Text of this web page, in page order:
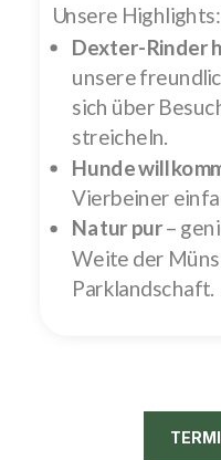
Unsere Highlights:
Dexter-Rinder
unsere
sich über
streicheln.
Hunde
Vierbeiner
Natur pur–
Weite der
Parklandschaft.